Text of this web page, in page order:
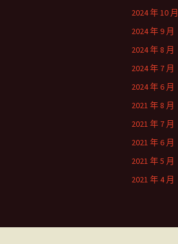
2024 年 10 月
2024 年 9 月
2024 年 8 月
2024 年 7 月
2024 年 6 月
2021 年 8 月
2021 年 7 月
2021 年 6 月
2021 年 5 月
2021 年 4 月